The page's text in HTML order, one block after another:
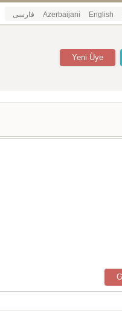
فارسی Azerbaijani English
Yeni Üye